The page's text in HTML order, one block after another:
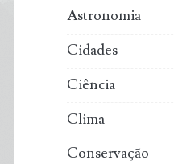
Astronomia
Cidades
Ciência
Clima
Conservação